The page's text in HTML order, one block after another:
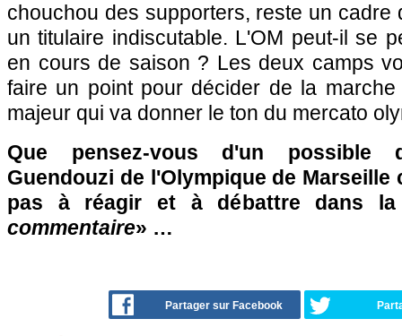
chouchou des supporters, reste un cadre
un titulaire indiscutable. L'OM peut-il se
en cours de saison ? Les deux camps
faire un point pour décider de la
majeur qui va donner le ton du mercato
Que pensez-vous d'un possible
Guendouzi de l'Olympique de Marseille
pas à réagir et à débattre dans
commentaire» …
Partager sur Facebook